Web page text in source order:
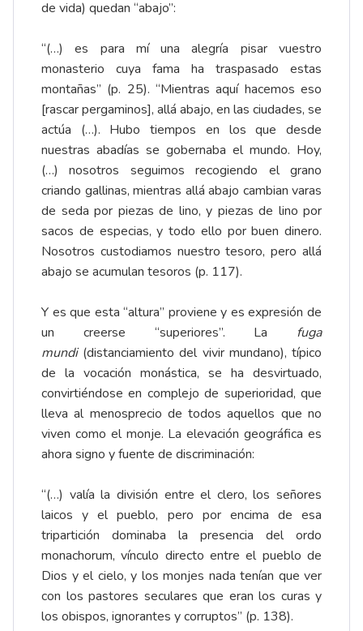
de vida) quedan “abajo”:
“(…) es para mí una alegría pisar vuestro
monasterio cuya fama ha traspasado estas
montañas” (p. 25). “Mientras aquí hacemos eso
[rascar pergaminos], allá abajo, en las ciudades, se
actúa (…). Hubo tiempos en los que desde
nuestras abadías se gobernaba el mundo. Hoy,
(…) nosotros seguimos recogiendo el grano
criando gallinas, mientras allá abajo cambian varas
de seda por piezas de lino, y piezas de lino por
sacos de especias, y todo ello por buen dinero.
Nosotros custodiamos nuestro tesoro, pero allá
abajo se acumulan tesoros (p. 117).
Y es que esta “altura” proviene y es expresión de
un creerse “superiores”. La fuga
mundi(distanciamiento del vivir mundano), típico
de la vocación monástica, se ha desvirtuado,
convirtiéndose en complejo de superioridad, que
lleva al menosprecio de todos aquellos que no
viven como el monje. La elevación geográfica es
ahora signo y fuente de discriminación:
“(…) valía la división entre el clero, los señores
laicos y el pueblo, pero por encima de esa
tripartición dominaba la presencia del ordo
monachorum, vínculo directo entre el pueblo de
Dios y el cielo, y los monjes nada tenían que ver
con los pastores seculares que eran los curas y
los obispos, ignorantes y corruptos” (p. 138).